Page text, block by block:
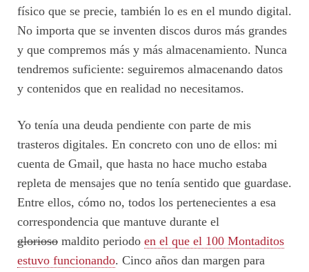
físico que se precie, también lo es en el mundo digital.
No importa que se inventen discos duros más grandes
y que compremos más y más almacenamiento. Nunca
tendremos suficiente: seguiremos almacenando datos
y contenidos que en realidad no necesitamos.
Yo tenía una deuda pendiente con parte de mis
trasteros digitales. En concreto con uno de ellos: mi
cuenta de Gmail, que hasta no hace mucho estaba
repleta de mensajes que no tenía sentido que guardase.
Entre ellos, cómo no, todos los pertenecientes a esa
correspondencia que mantuve durante el
glorioso maldito periodo en el que el 100 Montaditos
estuvo funcionando. Cinco años dan margen para